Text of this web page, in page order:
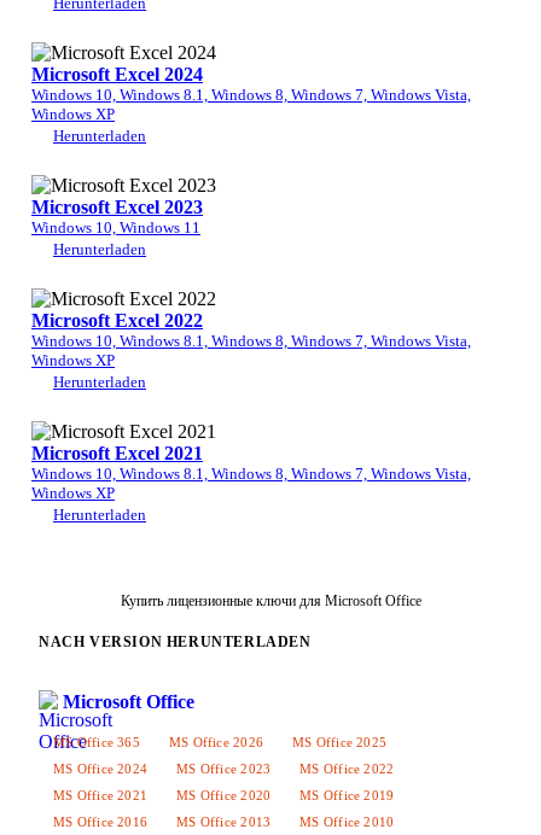
Microsoft Excel 2024
Windows 10, Windows 8.1, Windows 8, Windows 7, Windows Vista,
Windows XP
Herunterladen
Microsoft Excel 2023
Windows 10, Windows 11
Herunterladen
Microsoft Excel 2022
Windows 10, Windows 8.1, Windows 8, Windows 7, Windows Vista,
Windows XP
Herunterladen
Microsoft Excel 2021
Windows 10, Windows 8.1, Windows 8, Windows 7, Windows Vista,
Windows XP
Herunterladen
Купить лицензионные ключи для Microsoft Office
NACH VERSION HERUNTERLADEN
Microsoft Office
MS Office 365 MS Office 2026
MS Office 2025
MS Office 2024
MS Office 2023
MS Office 2022
MS Office 2021
MS Office 2020
MS Office 2019
MS Office 2016
MS Office 2013
MS Office 2010